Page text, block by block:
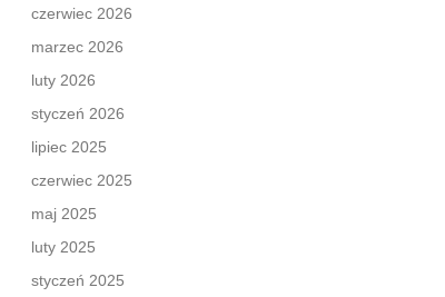
czerwiec 2026
marzec 2026
luty 2026
styczeń 2026
lipiec 2025
czerwiec 2025
maj 2025
luty 2025
styczeń 2025